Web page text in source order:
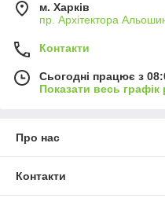
м. Харків
пр. Архітектора
Контакти
Сьогодні працює з
Показати весь графік
Про нас
Контакти